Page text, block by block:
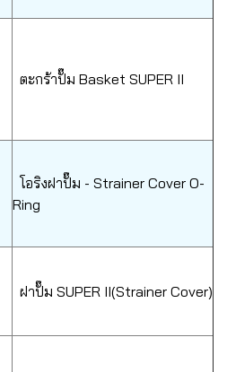
ตะกร้าปั๊ม Basket SUPER II
โอริงฝาปั๊ม - Strainer Cover O-
Ring
ฝาปั๊ม SUPER II(Strainer Cover)